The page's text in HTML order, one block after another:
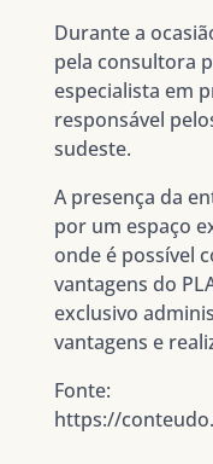
Durante a
pela consultora
especialista em
responsável
sudeste.
A presença da
por um espaço
onde é possível
vantagens do
exclusivo
vantagens e
Fonte:
https://